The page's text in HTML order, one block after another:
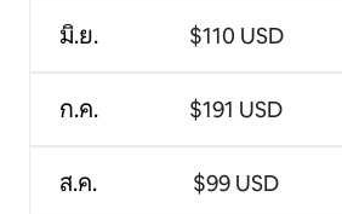
มิ.ย.
ก.ค.
ส.ค.
$110 USD
$191 USD
$99 USD